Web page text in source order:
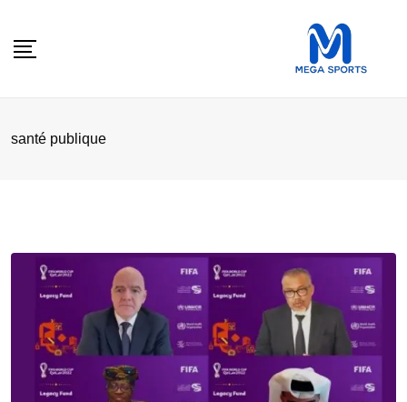
santé publique